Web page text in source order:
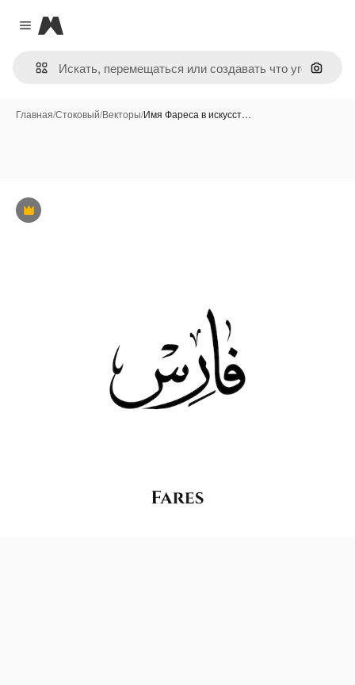
Close menu
Magnific
Поиск
Главная/Стоковый/Векторы/Имя Фареса в искусст…
Премиум